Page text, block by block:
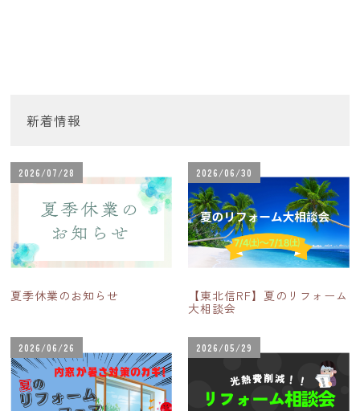
新着情報
2026/07/28
夏季休業のお知らせ
2026/06/30
【東北信RF】夏のリフォーム
大相談会
2026/06/26 2026/05/29